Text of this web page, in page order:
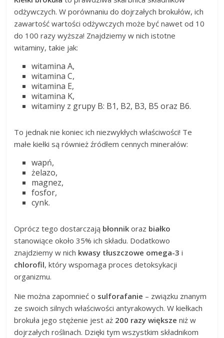
odżywczych. W porównaniu do dojrzałych brokułów, ich
zawartość wartości odżywczych może być nawet od 10
do 100 razy wyższa! Znajdziemy w nich istotne
witaminy, takie jak:
witamina A,
witamina C,
witamina E,
witamina K,
witaminy z grupy B: B1, B2, B3, B5 oraz B6.
To jednak nie koniec ich niezwykłych właściwości! Te
małe kiełki są również źródłem cennych minerałów:
wapń,
żelazo,
magnez,
fosfor,
cynk.
Oprócz tego dostarczają błonnik oraz białko
stanowiące około 35% ich składu. Dodatkowo
znajdziemy w nich kwasy tłuszczowe omega-3 i
chlorofil, który wspomaga proces detoksykacji
organizmu.
Nie można zapomnieć o sulforafanie – związku znanym
ze swoich silnych właściwości antyrakowych. W kiełkach
brokuła jego stężenie jest aż 200 razy większe niż w
dojrzałych roślinach. Dzięki tym wszystkim składnikom